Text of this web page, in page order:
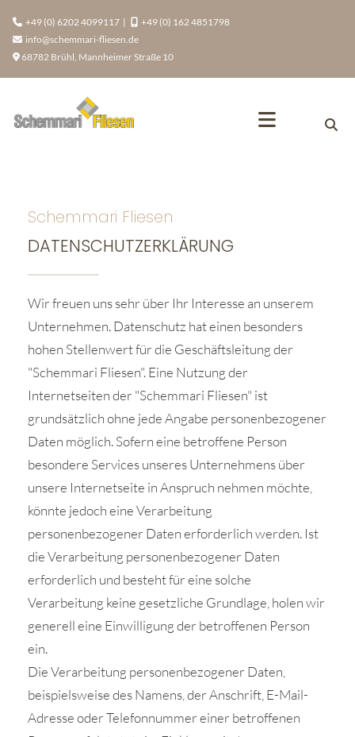
 +49 (0) 6202 4099117 |  +49 (0) 162 4851798
 info@schemmari-fliesen.de
68782 Brühl, Mannheimer Straße 10
Schemmari Fliesen
DATENSCHUTZERKLÄRUNG
Wir freuen uns sehr über Ihr Interesse an unserem
Unternehmen. Datenschutz hat einen besonders
hohen Stellenwert für die Geschäftsleitung der
"Schemmari Fliesen". Eine Nutzung der
Internetseiten der "Schemmari Fliesen" ist
grundsätzlich ohne jede Angabe personenbezogener
Daten möglich. Sofern eine betroffene Person
besondere Services unseres Unternehmens über
unsere Internetseite in Anspruch nehmen möchte,
könnte jedoch eine Verarbeitung
personenbezogener Daten erforderlich werden. Ist
die Verarbeitung personenbezogener Daten
erforderlich und besteht für eine solche
Verarbeitung keine gesetzliche Grundlage, holen wir
generell eine Einwilligung der betroffenen Person
ein.
Die Verarbeitung personenbezogener Daten,
beispielsweise des Namens, der Anschrift, E-Mail-
Adresse oder Telefonnummer einer betroffenen